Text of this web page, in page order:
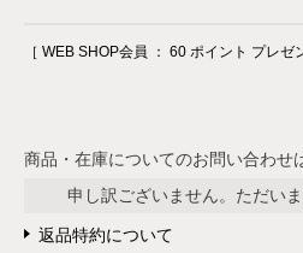
［ WEB SHOP会員 ： 60 ポイント プレゼ
商品・在庫についてのお問い合わせ
申し訳ございません。ただい
返品特約について